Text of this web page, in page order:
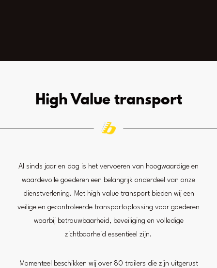
High Value transport
Al sinds jaar en dag is het vervoeren van hoogwaardige en
waardevolle goederen een belangrijk onderdeel van onze
dienstverlening. Met high value transport bieden wij een
veilige en gecontroleerde transportoplossing voor goederen
waarbij betrouwbaarheid, beveiliging en volledige
zichtbaarheid essentieel zijn.
Momenteel beschikken wij over 80 trailers die zijn uitgerust